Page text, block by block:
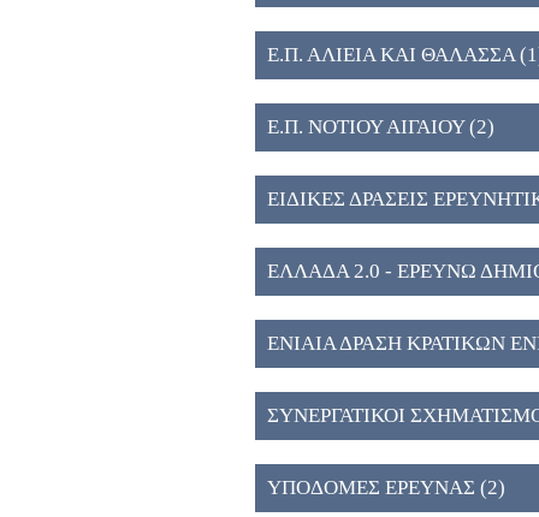
Ε.Π. ΑΛΙΕΙΑ ΚΑΙ ΘΑΛΑΣΣΑ
Ε.Π. ΝΟΤΙΟΥ ΑΙΓΑΙΟΥ (2)
ΕΙΔΙΚΕΣ ΔΡΑΣΕΙΣ
ΕΛΛΑΔΑ 2.0 - ΕΡΕΥΝΩ
ΕΝΙΑΙΑ ΔΡΑΣΗ ΚΡΑΤΙΚΩΝ
ΑΝΑΠΤΥΞΗΣ &
ΣΥΝΕΡΓΑΤΙΚΟΙ
026ΚΕ (2)
ΥΠΟΔΟΜΕΣ ΕΡΕΥΝΑΣ (2)